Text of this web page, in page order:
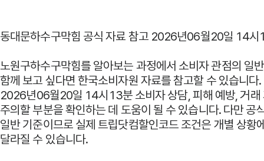
동대문하수구막힘 공식 자료 참고 2026년06월20일 14시
노원구하수구막힘를 알아보는 과정에서 소비자 관점의 일
함께 보고 싶다면 한국소비자원 자료를 참고할 수 있습니다.
2026년06월20일 14시13분 소비자 상담, 피해 예방, 거래
주의할 부분을 확인하는 데 도움이 될 수 있습니다. 다만 공
일반 기준이므로 실제 트립닷컴할인코드 조건은 개별 상황
달라질 수 있습니다.